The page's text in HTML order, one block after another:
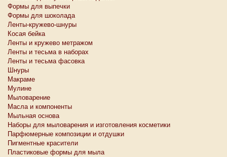
Формы для выпечки
Формы для шоколада
Ленты-кружево-шнуры
Косая бейка
Ленты и кружево метражом
Ленты и тесьма в наборах
Ленты и тесьма фасовка
Шнуры
Макраме
Мулине
Мыловарение
Масла и компоненты
Мыльная основа
Наборы для мыловарения и изготовления косметики
Парфюмерные композиции и отдушки
Пигментные красители
Пластиковые формы для мыла